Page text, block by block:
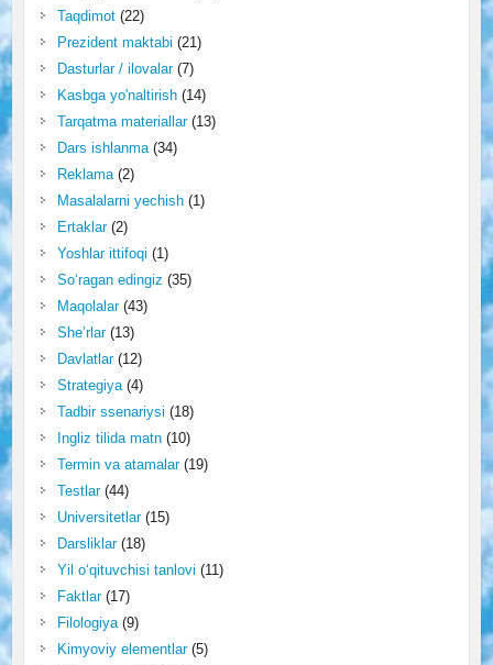
Taqdimot(22)
Prezident maktabi (21)
Dasturlar / ilovalar(7)
Kasbga yo'naltirish(14)
Tarqatma materiallar(13)
Dars ishlanma(34)
Reklama(2)
Masalalarni yechish(1)
Ertaklar(2)
Yoshlar ittifoqi (1)
So‘ragan edingiz (35)
Maqolalar(43)
She’rlar(13)
Davlatlar(12)
Strategiya(4)
Tadbir ssenariysi (18)
Ingliz tilida matn(10)
Termin va atamalar(19)
Testlar(44)
Universitetlar(15)
Darsliklar(18)
Yil o‘qituvchisi tanlovi (11)
Faktlar(17)
Filologiya(9)
Kimyoviy elementlar(5)